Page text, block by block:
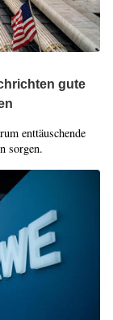
gute
enttäuschende
sorgen.